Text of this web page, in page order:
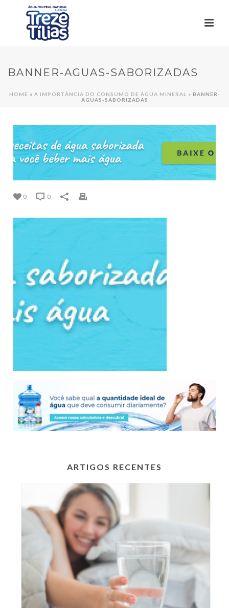
BANNER-AGUAS-SABORIZADAS
HOME » A IMPORTÂNCIA DO CONSUMO DE ÁGUA MINERAL » BANNER-
AGUAS-SABORIZADAS
0 0
ARTIGOS RECENTES